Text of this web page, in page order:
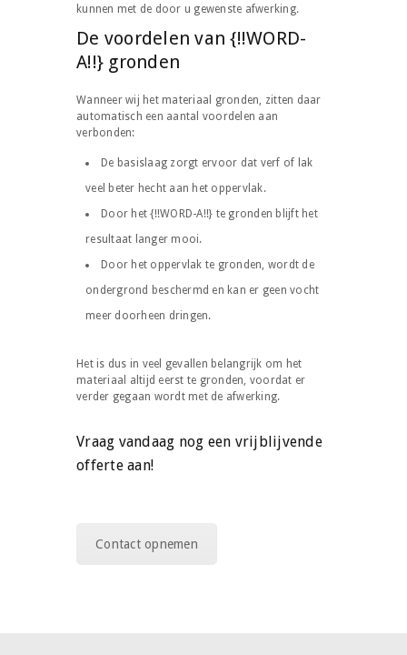
kunnen met de door u gewenste afwerking.
De voordelen van {!!WORD-
A!!} gronden
Wanneer wij het materiaal gronden, zitten daar
automatisch een aantal voordelen aan
verbonden:
De basislaag zorgt ervoor dat verf of lak
veel beter hecht aan het oppervlak.
Door het {!!WORD-A!!} te gronden blijft het
resultaat langer mooi.
Door het oppervlak te gronden, wordt de
ondergrond beschermd en kan er geen vocht
meer doorheen dringen.
Het is dus in veel gevallen belangrijk om het
materiaal altijd eerst te gronden, voordat er
verder gegaan wordt met de afwerking.
Vraag vandaag nog een vrijblijvende
offerte aan!
Contact opnemen